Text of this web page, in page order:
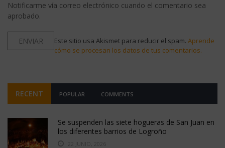
Notificarme vía correo electrónico cuando el comentario sea
aprobado.
Este sitio usa Akismet para reducir el spam. Aprende
cómo se procesan los datos de tus comentarios.
RECENT POPULAR COMMENTS
Se suspenden las siete hogueras de San Juan en
los diferentes barrios de Logroño
22 JUNIO, 2026